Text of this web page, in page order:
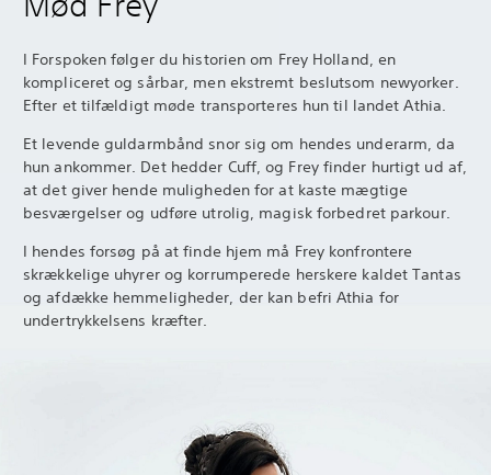
I Forspoken følger du historien om Frey Holland, en
kompliceret og sårbar, men ekstremt beslutsom newyorker.
Efter et tilfældigt møde transporteres hun til landet Athia.
Et levende guldarmbånd snor sig om hendes underarm, da
hun ankommer. Det hedder Cuff, og Frey finder hurtigt ud af,
at det giver hende muligheden for at kaste mægtige
besværgelser og udføre utrolig, magisk forbedret parkour.
I hendes forsøg på at finde hjem må Frey konfrontere
skrækkelige uhyrer og korrumperede herskere kaldet Tantas
og afdække hemmeligheder, der kan befri Athia for
undertrykkelsens kræfter.